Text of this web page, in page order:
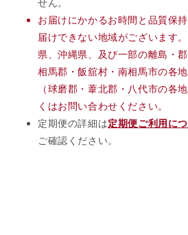
せん。
お届けにかかるお時間と品質保
届けできない地域がございます
県、沖縄県、及び一部の離島・
相馬郡・飯舘村・南相馬市の各
（球磨郡・葦北郡・八代市の各
くはお問い合わせください。
定期便の詳細は定期便ご利用に
ご確認ください。